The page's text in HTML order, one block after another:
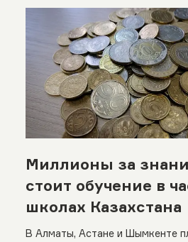
Миллионы за
стоит обучение в
школах Казахстана
В Алматы, Астане и Шымкенте